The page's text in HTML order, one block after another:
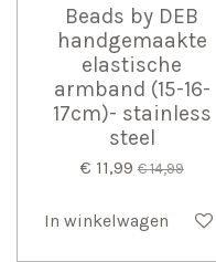
Beads by DEB
handgemaakte
elastische
armband (15-16-
17cm)- stainless
steel
€ 11,99 € 14,99
In winkelwagen